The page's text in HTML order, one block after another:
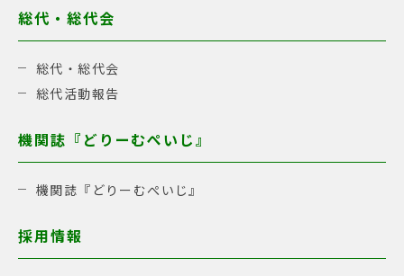
総代・総代会
総代・総代会
総代活動報告
機関誌『どりーむぺいじ』
機関誌『どりーむぺいじ』
採用情報